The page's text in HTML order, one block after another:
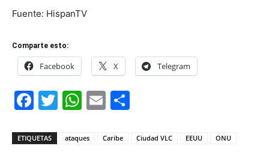
Fuente: HispanTV
Comparte esto:
Facebook X Telegram
Facebook
Twitter
WhatsApp
Email
ETIQUETAS ataques Caribe Ciudad VLC EEUU ONU